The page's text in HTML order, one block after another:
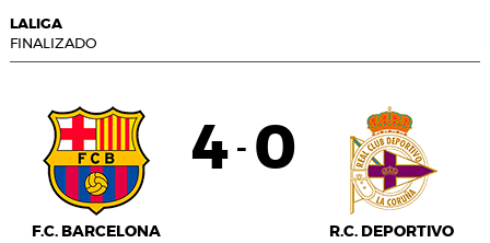
LALIGA
FINALIZADO
F.C. BARCELONA
4 - 0
R.C. DEPORTIVO